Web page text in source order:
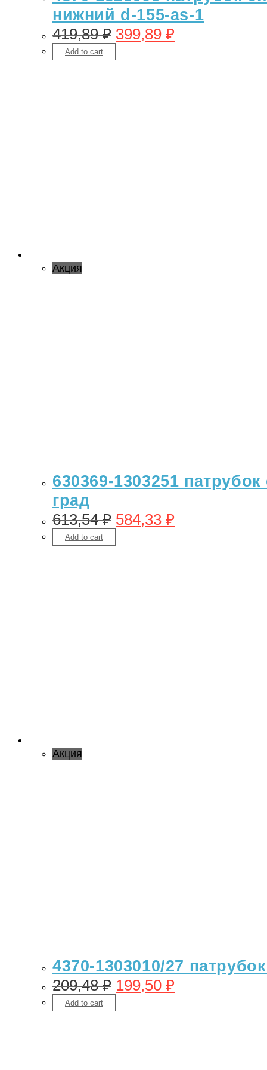
нижний d-155-as-1
419,89₽ 399,89 ₽
Add to cart
Акция
630369-1303251
град
613,54₽ 584,33 ₽
Add to cart
Акция
4370-1303010/27
209,48₽ 199,50 ₽
Add to cart